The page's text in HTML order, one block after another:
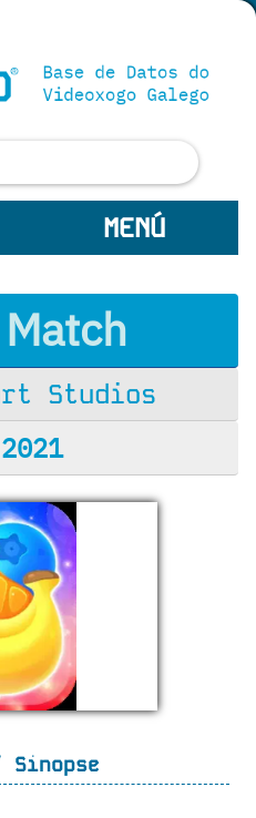
MENÚ
Studios
2021